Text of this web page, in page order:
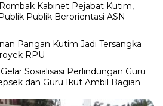
Kabinet Pejabat Kutim,
Publik Berorientasi ASN
Pangan Kutim Jadi Tersangka
RPU
Sosialisasi Perlindungan Guru
dan Guru Ikut Ambil Bagian